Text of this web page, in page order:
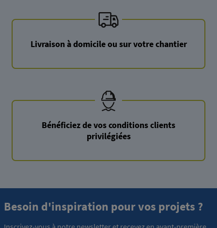
Livraison à domicile ou sur votre chantier
Bénéficiez de vos conditions clients
privilégiées
Besoin d'inspiration pour vos projets ?